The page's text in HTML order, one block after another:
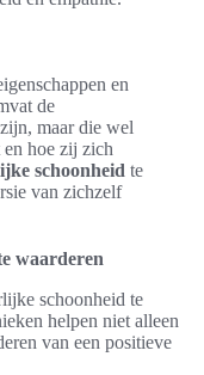
en
de
maar die wel
hoe zij zich
schoonheid te
van zichzelf
waarderen
schoonheid te
helpen niet alleen
van een positieve